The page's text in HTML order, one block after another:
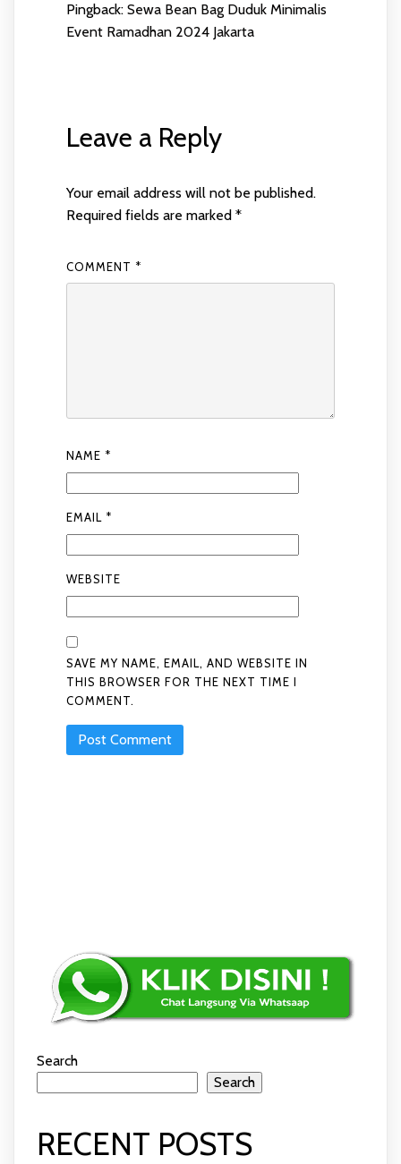
Pingback:Sewa Bean Bag Duduk Minimalis
Event Ramadhan 2024 Jakarta
Leave a Reply
Your email address will not be published.
Required fields are marked*
COMMENT *
NAME *
EMAIL *
WEBSITE
SAVE MY NAME, EMAIL, AND WEBSITE IN
THIS BROWSER FOR THE NEXT TIME I
COMMENT.
Search
Search
RECENT POSTS